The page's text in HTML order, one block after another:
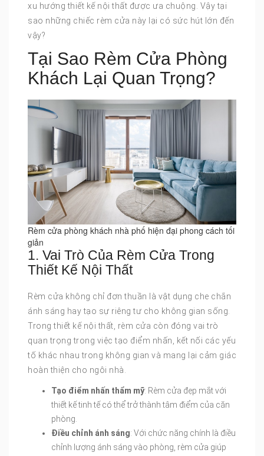
xu hướng thiết kế nội thất được ưa chuộng. Vậy tại
sao những chiếc rèm cửa này lại có sức hút lớn đến
vậy?
Tại Sao Rèm Cửa Phòng
Khách Lại Quan Trọng?
Rèm cửa phòng khách nhà phố hiện đại phong cách tối
giản
1. Vai Trò Của Rèm Cửa Trong
Thiết Kế Nội Thất
Rèm cửa không chỉ đơn thuần là vật dụng che chắn
ánh sáng hay tạo sự riêng tư cho không gian sống.
Trong thiết kế nội thất, rèm cửa còn đóng vai trò
quan trọng trong việc tạo điểm nhấn, kết nối các yếu
tố khác nhau trong không gian và mang lại cảm giác
hoàn thiện cho ngôi nhà.
Tạo điểm nhấn thẩm mỹ: Rèm cửa đẹp mắt với
thiết kế tinh tế có thể trở thành tâm điểm của căn
phòng.
Điều chỉnh ánh sáng: Với chức năng chính là điều
chỉnh lượng ánh sáng vào phòng, rèm cửa giúp